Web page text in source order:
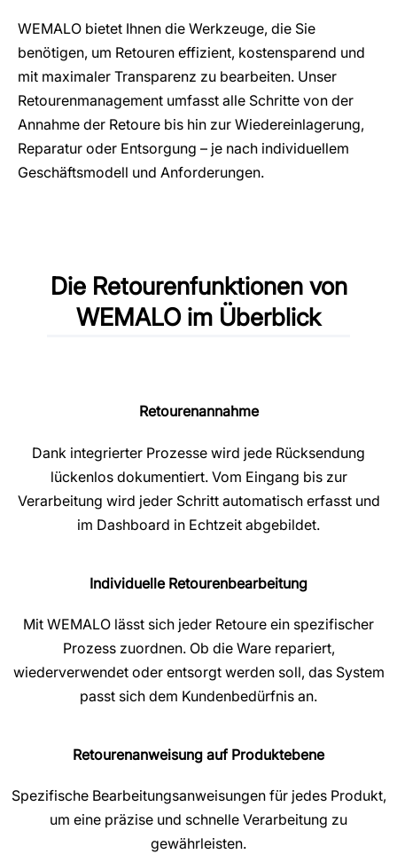
WEMALO bietet Ihnen die Werkzeuge, die Sie
benötigen, um Retouren effizient, kostensparend und
mit maximaler Transparenz zu bearbeiten. Unser
Retourenmanagement umfasst alle Schritte von der
Annahme der Retoure bis hin zur Wiedereinlagerung,
Reparatur oder Entsorgung – je nach individuellem
Geschäftsmodell und Anforderungen.
Die Retourenfunktionen von
WEMALO im Überblick
Retourenannahme
Dank integrierter Prozesse wird jede Rücksendung
lückenlos dokumentiert. Vom Eingang bis zur
Verarbeitung wird jeder Schritt automatisch erfasst und
im Dashboard in Echtzeit abgebildet.
Individuelle Retourenbearbeitung
Mit WEMALO lässt sich jeder Retoure ein spezifischer
Prozess zuordnen. Ob die Ware repariert,
wiederverwendet oder entsorgt werden soll, das System
passt sich dem Kundenbedürfnis an.
Retourenanweisung auf Produktebene
Spezifische Bearbeitungsanweisungen für jedes Produkt,
um eine präzise und schnelle Verarbeitung zu
gewährleisten.